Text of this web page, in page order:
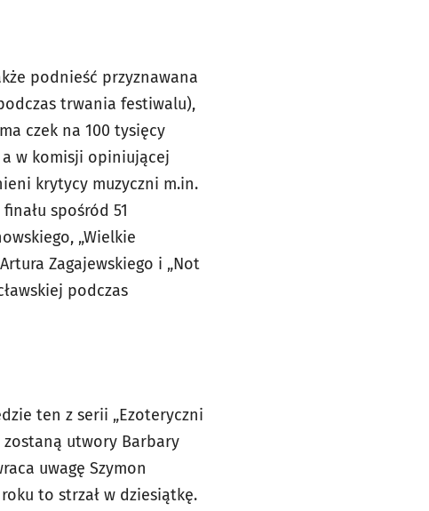
podnieść przyznawana
trwania festiwalu),
czek na 100 tysięcy
w komisji opiniującej
krytycy muzyczni m.in.
spośród 51
„Wielkie
Zagajewskiego i „Not
podczas
ten z serii „Ezoteryczni
utwory Barbary
uwagę Szymon
to strzał w dziesiątkę.